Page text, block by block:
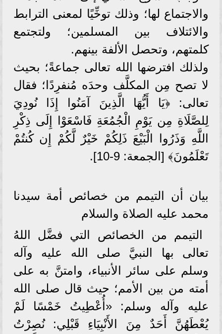
والاجتماع لها؛ وذلك توخِّيًا لمعنى الترابط
والائتلاف بين المسلمين؛ ولتجتمع
كلمتهم، وتحصل الألفة بينهم.
ولذلك افترضها الله تعالى جماعةً؛ بحيث
لا تصح مِن المكلَّف وحدَه مُنفرِدًا؛ فقال
تعالى: ﴿يَا أَيُّهَا الَّذِينَ آمَنُوا إِذَا نُودِيَ
لِلصَّلَاةِ مِن يَوْمِ الْجُمُعَةِ فَاسْعَوْا إِلَى ذِكْرِ
اللَّهِ وَذَرُوا الْبَيْعَ ذَلِكُمْ خَيْرٌ لَّكُمْ إِن كُنتُمْ
تَعْلَمُونَ﴾ [الجمعة: 9-10].
بيان أن التيمم من خصائص أمة سيدنا
محمد عليه الصلاة والسلام
التيمم من الخصائص التي فضَّل اللهُ
تعالى بها النبيَّ صلى الله عليه وآله
وسلم على سائر الأنبياء، وامتنَّ به على
أمته من بين الأمم؛ حيث قال صلى الله
عليه وآله وسلم: «أُعْطِيتُ خَمْسًا لَمْ
يُعْطَهُنَّ أَحَدٌ مِنَ الأَنْبِيَاءِ قَبْلِي: نُصِرْتُ